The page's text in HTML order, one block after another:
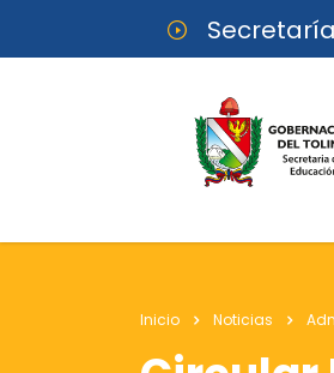
Inicio Noticias